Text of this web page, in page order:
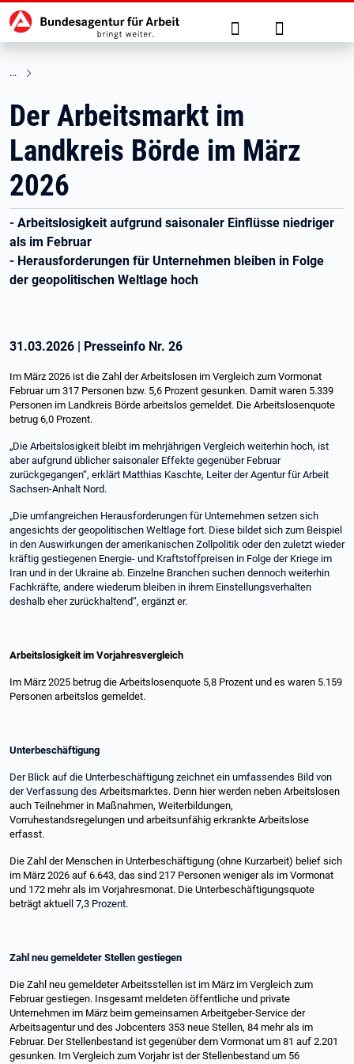
zu den Hauptinhalten springen
Hauptnavigation Suche Anmelden
Der Arbeitsmarkt im
Landkreis Börde im März
2026
- Arbeitslosigkeit aufgrund saisonaler Einflüsse niedriger
als im Februar
- Herausforderungen für Unternehmen bleiben in Folge
der geopolitischen Weltlage hoch
31.03.2026 | Presseinfo Nr. 26
Im März 2026 ist die Zahl der Arbeitslosen im Vergleich zum Vormonat
Februar um 317 Personen bzw. 5,6 Prozent gesunken. Damit waren 5.339
Personen im Landkreis Börde arbeitslos gemeldet. Die Arbeitslosenquote
betrug 6,0 Prozent.
„Die Arbeitslosigkeit bleibt im mehrjährigen Vergleich weiterhin hoch, ist
aber aufgrund üblicher saisonaler Effekte gegenüber Februar
zurückgegangen“, erklärt Matthias Kaschte, Leiter der Agentur für Arbeit
Sachsen-Anhalt Nord.
„Die umfangreichen Herausforderungen für Unternehmen setzen sich
angesichts der geopolitischen Weltlage fort. Diese bildet sich zum Beispiel
in den Auswirkungen der amerikanischen Zollpolitik oder den zuletzt wieder
kräftig gestiegenen Energie- und Kraftstoffpreisen in Folge der Kriege im
Iran und in der Ukraine ab. Einzelne Branchen suchen dennoch weiterhin
Fachkräfte, andere wiederum bleiben in ihrem Einstellungsverhalten
deshalb eher zurückhaltend“, ergänzt er.
Arbeitslosigkeit im Vorjahresvergleich
Im März 2025 betrug die Arbeitslosenquote 5,8 Prozent und es waren 5.159
Personen arbeitslos gemeldet.
Unterbeschäftigung
Der Blick auf die Unterbeschäftigung zeichnet ein umfassendes Bild von
der Verfassung des Arbeitsmarktes. Denn hier werden neben Arbeitslosen
auch Teilnehmer in Maßnahmen, Weiterbildungen,
Vorruhestandsregelungen und arbeitsunfähig erkrankte Arbeitslose
erfasst.
Die Zahl der Menschen in Unterbeschäftigung (ohne Kurzarbeit) belief sich
im März 2026 auf 6.643, das sind 217 Personen weniger als im Vormonat
und 172 mehr als im Vorjahresmonat. Die Unterbeschäftigungsquote
beträgt aktue 7,3 Prozent.
Zahl neu gemeldeter Stellen gestiegen
Die Zahl neu gemeldeter Arbeitsstellen ist im März im Vergleich zum
Februar gestiegen. Insgesamt meldeten öffentliche und private
Unternehmen im März beim gemeinsamen Arbeitgeber-Service der
Arbeitsagentur und des Jobcenters 353 neue Stellen, 84 mehr als im
Februar. Der Stellenbestand ist gegenüber dem Vormonat um 81 auf 2.201
gesunken. Im Vergleich zum Vorjahr ist der Stellenbestand um 56